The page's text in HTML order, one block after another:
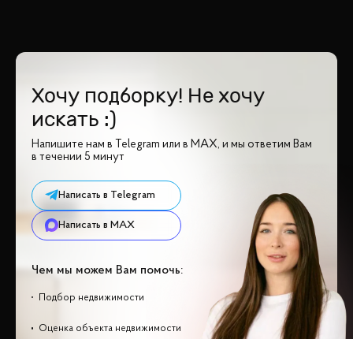
Хочу подборку! Не хочу
искать :)
Напишите нам в Telegram или в MAX, и мы ответим Вам
в течении 5 минут
Написать в Telegram
Написать в MAX
Чем мы можем Вам помочь:
Подбор недвижимости
Оценка объекта недвижимости